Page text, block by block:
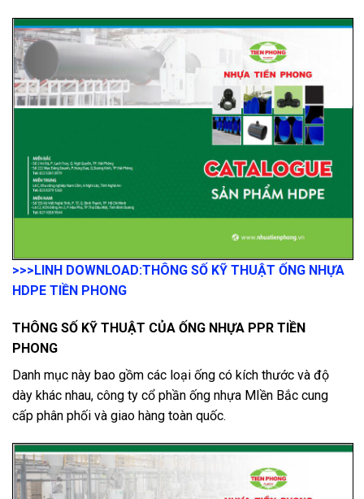
>>>LINH DOWNLOAD:THÔNG SỐ KỸ THUẬT ỐNG NHỰA
HDPE TIỀN PHONG
THÔNG SỐ KỸ THUẬT CỦA ỐNG NHỰA PPR TIỀN
PHONG
Danh mục này bao gồm các loại ống có kích thước và độ
dày khác nhau, công ty cổ phần ống nhựa MIền Bắc cung
cấp phân phối và giao hàng toàn quốc.